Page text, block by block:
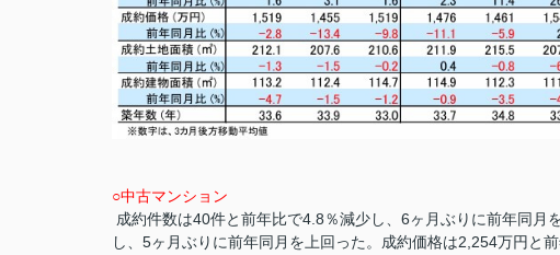
○中古マンション
成約件数は40件と前年比で4.8％減少し、6ヶ月ぶりに前年同
し、5ヶ月ぶりに前年同月を上回った。成約価格は2,254万円と